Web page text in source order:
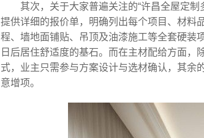
其次，关于大家普遍关注的“许昌全屋定
提供详细的报价单，明确列出每个项目、材料
程、墙地面铺贴、吊顶及油漆施工等全套硬装
日后居住舒适度的基石。而在主材配给方面
式，业主只需参与方案设计与选材确认，其余
意增项。